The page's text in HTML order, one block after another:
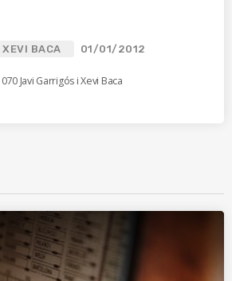
BACA 01/01/2012
Javi Garrigós i Xevi Baca